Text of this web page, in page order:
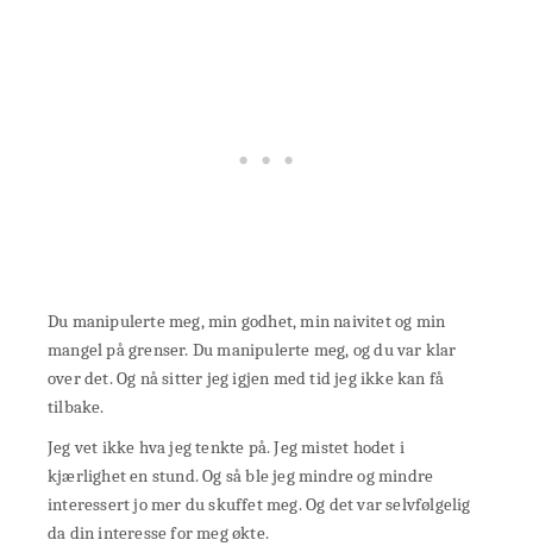
Du manipulerte meg, min godhet, min naivitet og min
mangel på grenser. Du manipulerte meg, og du var klar
over det. Og nå sitter jeg igjen med tid jeg ikke kan få
tilbake.
Jeg vet ikke hva jeg tenkte på. Jeg mistet hodet i
kjærlighet en stund. Og så ble jeg mindre og mindre
interessert jo mer du skuffet meg. Og det var selvfølgelig
da din interesse for meg økte.